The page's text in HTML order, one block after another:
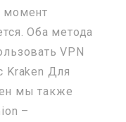
момент
Оба метода
VPN
Kraken Для
мы также
–